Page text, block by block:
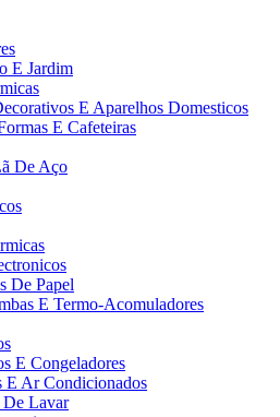
E Jardim
E Aparelhos Domesticos
E Cafeteiras
De Aço
De Papel
E Termo-Acomuladores
E Congeladores
E Ar Condicionados
De Lavar